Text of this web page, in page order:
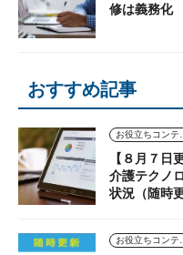
修は義務化
おすすめ記事
【８月７
介護テクノ
状況（随時更